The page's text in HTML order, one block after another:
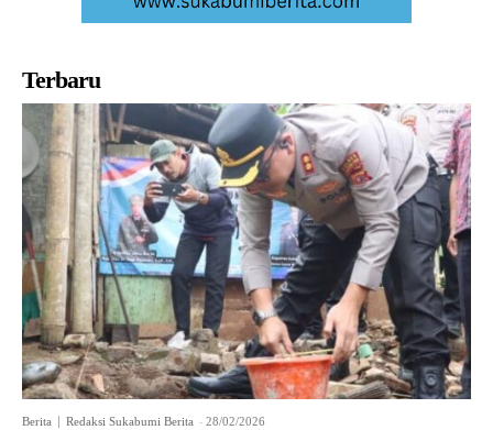
Terbaru
Berita Redaksi Sukabumi Berita - 28/02/2026